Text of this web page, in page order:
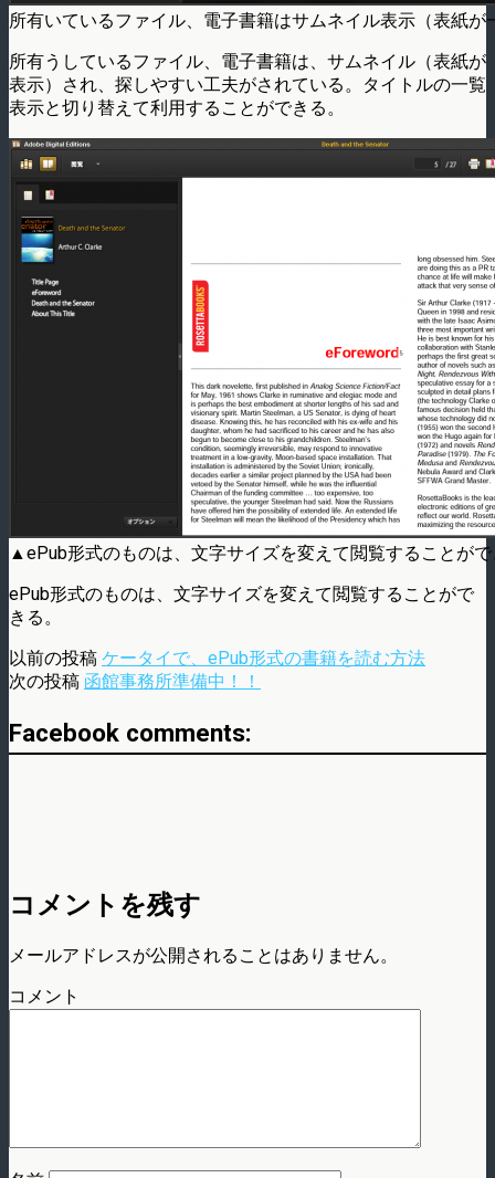
所有いているファイル、電子書籍はサムネイル表示（表紙が
所有うしているファイル、電子書籍は、サムネイル（表紙が
表示）され、探しやすい工夫がされている。タイトルの一覧
表示と切り替えて利用することができる。
▲ePub形式のものは、文字サイズを変えて閲覧することが
ePub形式のものは、文字サイズを変えて閲覧することがで
きる。
以前の投稿 ケータイで、ePub形式の書籍を読む方法
次の投稿 函館事務所準備中！！
Facebook comments:
コメントを残す
メールアドレスが公開されることはありません。
コメント